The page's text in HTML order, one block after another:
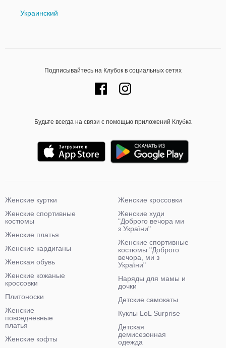
Украинский
Подписывайтесь на Клубок в социальных сетях
Будьте всегда на связи с помощью приложений Клубка
Женские куртки
Женские спортивные
костюмы
Женские платья
Женские кардиганы
Женская обувь
Женские кожаные
кроссовки
Плитоноски
Женские
повседневные
платья
Женские кофты
Женские кроссовки
Женские худи
"Доброго вечора ми
з України"
Женские спортивные
костюмы "Доброго
вечора, ми з
України"
Наряды для мамы и
дочки
Детские самокаты
Куклы LoL Surprise
Детская
демисезонная
одежда